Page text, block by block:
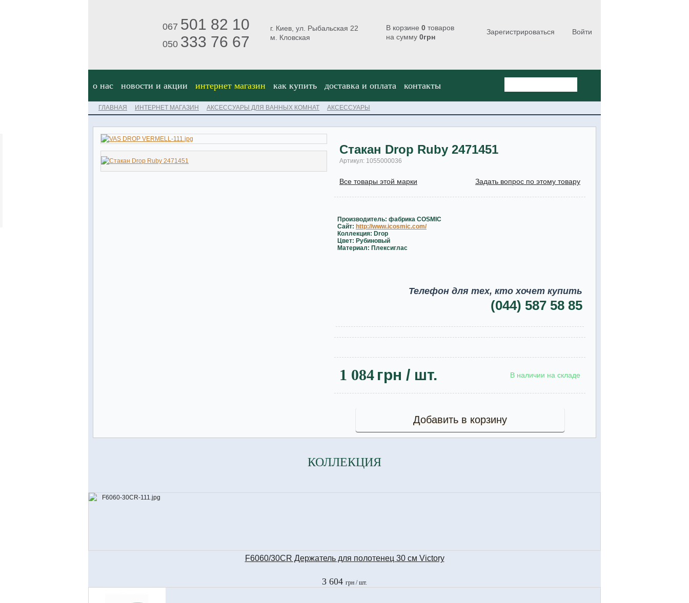
067 501 82 10
050 333 76 67
г. Киев, ул. Рыбальская 22
м. Кловская
В корзине 0 товаров
на сумму 0грн
Зарегистрироваться Войти
о нас новости и акции интернет магазин как купить доставка и оплата контакты
ГЛАВНАЯ ИНТЕРНЕТ МАГАЗИН АКСЕССУАРЫ ДЛЯ ВАННЫХ КОМНАТ АКСЕССУАРЫ
Стакан Drop Ruby 2471451
Артикул: 1055000036
Все товары этой марки Задать вопрос по этому товару
Производитель: фабрика COSMIC
Caйт: http://www.icosmic.com/
Коллекция: Drop
Цвет: Рубиновый
Материал: Плексиглас
Телефон для тех, кто хочет купить
(044) 587 58 85
1 084 грн / шт. В наличии на складе
Добавить в корзину
КОЛЛЕКЦИЯ
F6060/30CR Держатель для полотенец 30 см Victory
3 604 грн / шт.